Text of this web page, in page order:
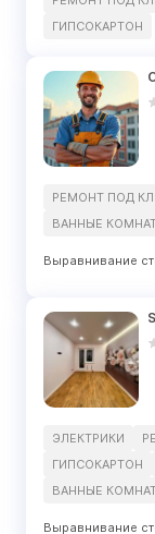
ГИПСОКАРТОН
РЕМОНТ ПОД
ВАННЫЕ
Выравнивание
ЭЛЕКТРИКИ
ГИПСОКАРТОН
ВАННЫЕ
Выравнивание